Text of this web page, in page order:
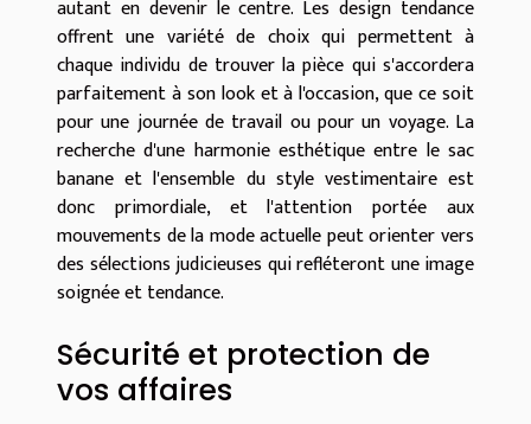
autant en devenir le centre. Les design tendance
offrent une variété de choix qui permettent à
chaque individu de trouver la pièce qui s'accordera
parfaitement à son look et à l'occasion, que ce soit
pour une journée de travail ou pour un voyage. La
recherche d'une harmonie esthétique entre le sac
banane et l'ensemble du style vestimentaire est
donc primordiale, et l'attention portée aux
mouvements de la mode actuelle peut orienter vers
des sélections judicieuses qui refléteront une image
soignée et tendance.
Sécurité et protection de
vos affaires